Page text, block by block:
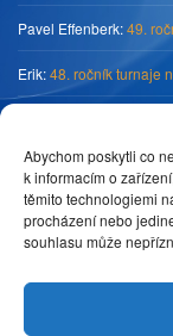
Abychom poskytli co
k informacím o
těmito technologiemi
procházení nebo
souhlasu může
Pavel Effenberk:49.
Erik:48. ročník turnaje
Pedro:„O pohár